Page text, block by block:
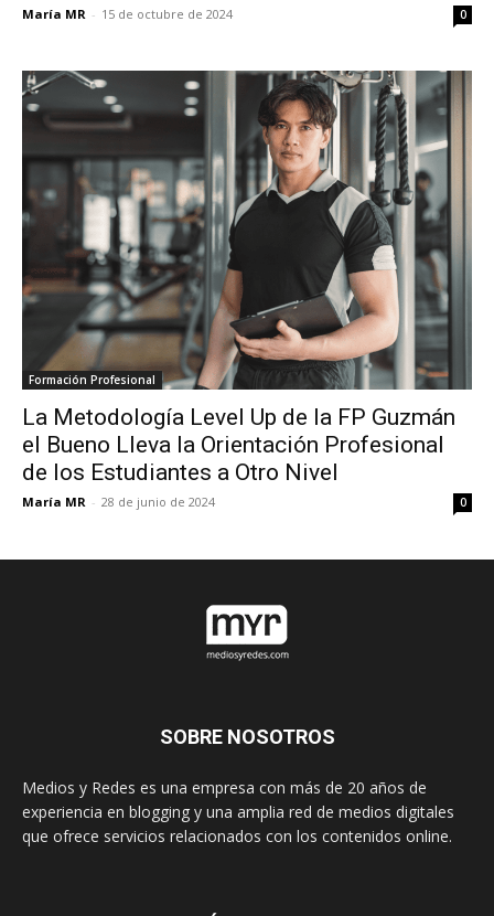
María MR - 15 de octubre de 2024 0
Formación Profesional
La Metodología Level Up de la FP Guzmán
el Bueno Lleva la Orientación Profesional
de los Estudiantes a Otro Nivel
María MR - 28 de junio de 2024 0
SOBRE NOSOTROS
Medios y Redes es una empresa con más de 20 años de
experiencia en blogging y una amplia red de medios digitales
que ofrece servicios relacionados con los contenidos online.